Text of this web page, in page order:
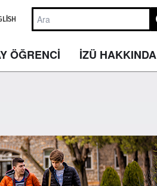
ÖĞRENCİ İZÜ HAKKINDA